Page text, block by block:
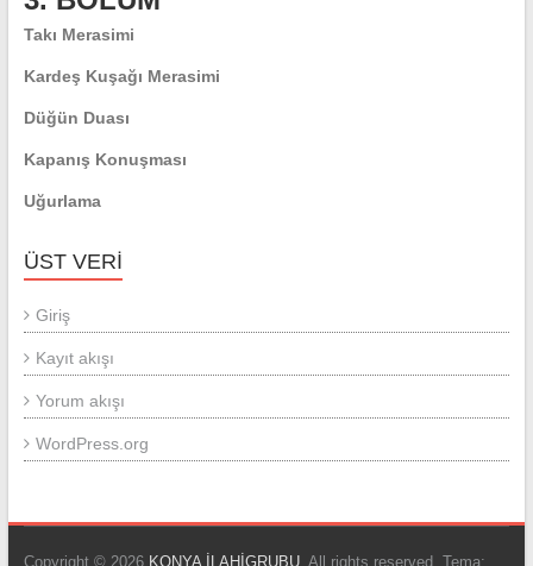
Takı Merasimi
Kardeş Kuşağı Merasimi
Düğün Duası
Kapanış Konuşması
Uğurlama
ÜST VERI
Giriş
Kayıt akışı
Yorum akışı
WordPress.org
Copyright © 2026 KONYA İLAHİGRUBU. All rights reserved. Tema: